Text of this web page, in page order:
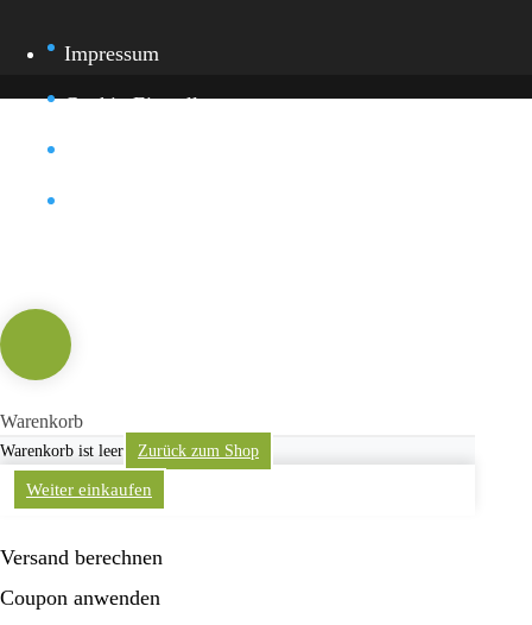
Impressum
Cookie-Einstellung
Warenkorb
Warenkorb ist leer Zurück zum Shop
Weiter einkaufen
Versand berechnen
Coupon anwenden